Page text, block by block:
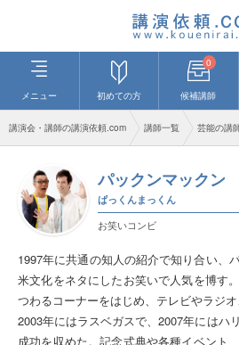
メニュー 初めての方
0
候補講師
講演会・講師の講演依頼.com 講師一覧 芸能の講
パックンマックン
ぱっくんまっくん
お笑いコンビ
1997年に共通の知人の紹介で知り合い、
米文化をネタにしたお笑いで人気を博す
つわるコーナーをはじめ、テレビやラジオ
2003年にはラスベガスで、2007年にはハ
成功を収めた。記念式典や各種イベント